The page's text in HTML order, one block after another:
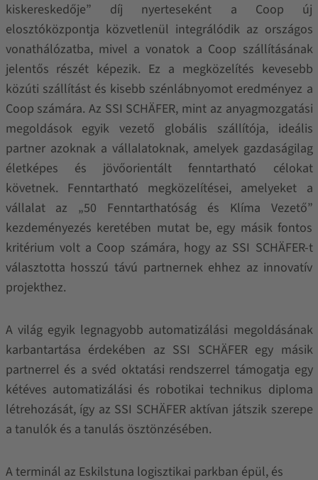
kiskereskedője” díj nyerteseként a Coop új
elosztóközpontja közvetlenül integrálódik az országos
vonathálózatba, mivel a vonatok a Coop szállításának
jelentős részét képezik. Ez a megközelítés kevesebb
közúti szállítást és kisebb szénlábnyomot eredményez a
Coop számára. Az SSI SCHÄFER, mint az anyagmozgatási
megoldások egyik vezető globális szállítója, ideális
partner azoknak a vállalatoknak, amelyek gazdaságilag
életképes és jövőorientált fenntartható célokat
követnek. Fenntartható megközelítései, amelyeket a
vállalat az „50 Fenntarthatóság és Klíma Vezető”
kezdeményezés keretében mutat be, egy másik fontos
kritérium volt a Coop számára, hogy az SSI SCHÄFER-t
választotta hosszú távú partnernek ehhez az innovatív
projekthez.
A világ egyik legnagyobb automatizálási megoldásának
karbantartása érdekében az SSI SCHÄFER egy másik
partnerrel és a svéd oktatási rendszerrel támogatja egy
kétéves automatizálási és robotikai technikus diploma
létrehozását, így az SSI SCHÄFER aktívan játszik szerepe
a tanulók és a tanulás ösztönzésében.
A terminál az Eskilstuna logisztikai parkban épül, és